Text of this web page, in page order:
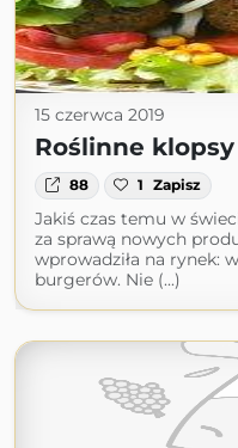
15 czerwca 2019
Roślinne
88 1 Zapisz
Jakiś czas temu w
za sprawą nowych
wprowadziła na rynek:
burgerów. Nie (...)